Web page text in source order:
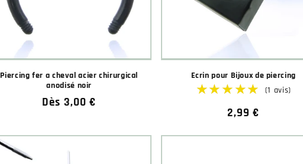
Piercing fer a cheval acier chirurgical
anodisé noir
Prix
Dès 3,00 €
Ecrin pour Bijoux de piercing
Prix
2,99 €